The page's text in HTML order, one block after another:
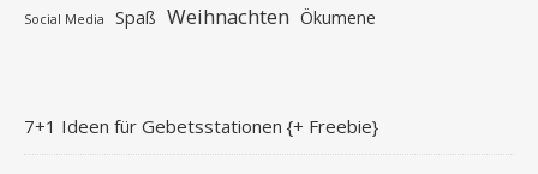
Social Media
Spaß Weihnachten Ökumene
7+1 Ideen für Gebetsstationen {+ Freebie}